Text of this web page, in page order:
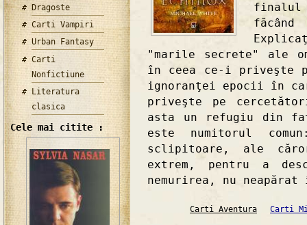
Dragoste
Carti Vampiri
Urban Fantasy
Carti
Nonfictiune
Literatura
clasica
Cele mai citite :
finalul
"marile secrete" ale
în ceea ce-i priveşte
ignoranţei epocii în
priveşte pe
asta un refugiu din
este numitorul
sclipitoare, ale
extrem, pentru a
nemurirea, nu
Carti Aventura Carti